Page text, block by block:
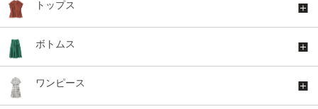
トップス
ボトムス
ワンピース